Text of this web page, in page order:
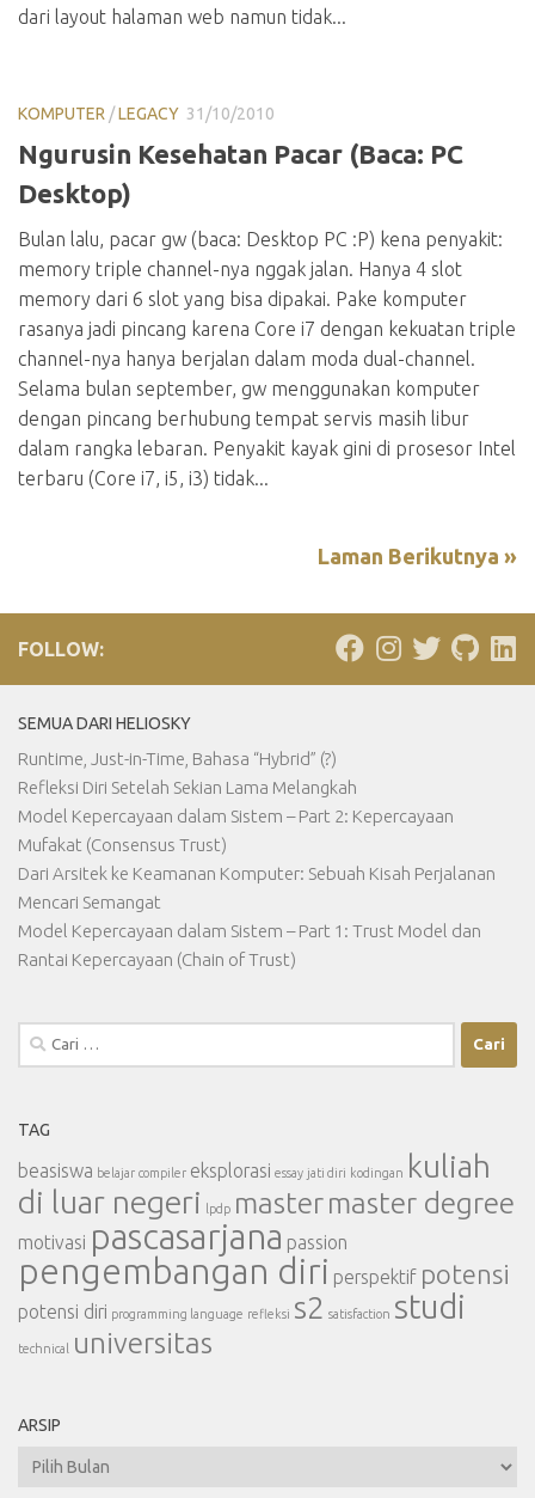
dari layout halaman web namun tidak...
KOMPUTER /LEGACY 31/10/2010
Ngurusin Kesehatan Pacar (Baca: PC
Desktop)
Bulan lalu, pacar gw (baca: Desktop PC :P) kena penyakit:
memory triple channel-nya nggak jalan. Hanya 4 slot
memory dari 6 slot yang bisa dipakai. Pake komputer
rasanya jadi pincang karena Core i7 dengan kekuatan triple
channel-nya hanya berjalan dalam moda dual-channel.
Selama bulan september, gw menggunakan komputer
dengan pincang berhubung tempat servis masih libur
dalam rangka lebaran. Penyakit kayak gini di prosesor Intel
terbaru (Core i7, i5, i3) tidak...
Laman Berikutnya »
FOLLOW:
SEMUA DARI HELIOSKY
Runtime, Just-in-Time, Bahasa “Hybrid” (?)
Refleksi Diri Setelah Sekian Lama Melangkah
Model Kepercayaan dalam Sistem – Part 2: Kepercayaan
Mufakat (Consensus Trust)
Dari Arsitek ke Keamanan Komputer: Sebuah Kisah Perjalanan
Mencari Semangat
Model Kepercayaan dalam Sistem – Part 1: Trust Model dan
Rantai Kepercayaan (Chain of Trust)
Cari
untuk:
TAG
beasiswa belajar compiler eksplorasi essay jati diri kodingan kuliah
di luar negeri
lpdp mastermaster degree
motivasi pascasarjana passion
pengembangan diri perspektif potensi
potensi diri programming language refleksi s2 satisfaction studi
technical universitas
ARSIP
Arsip